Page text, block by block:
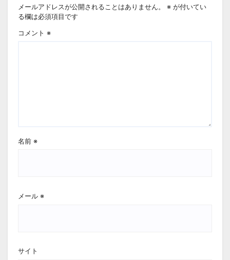
メールアドレスが公開されることはありません。 ※ が付いてい
る欄は必須項目です
コメント ※
名前 ※
メール ※
サイト